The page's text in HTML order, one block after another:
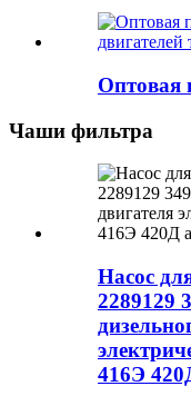
Оптовая
Чаши фильтра
Насос
2289129
416Э